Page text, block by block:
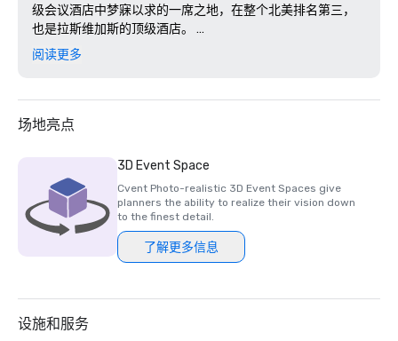
级会议酒店中梦寐以求的一席之地，在整个北美排名第三，
也是拉斯维加斯的顶级酒店。
荣誉外，威尼斯人宫殿还荣获了久负盛名的《康德纳斯特旅
行家》三冠王奖；这是一项精英荣誉，授予具有以下条件的
在过去的三十年中，赢得了该出版物的所有三项主要荣誉：
热门名单、金榜和读者选择奖。目前，全球只有不到400家
酒店拥有这一地位，使其成为豪华酒店业的最高荣誉之一。
阅读更多
场地亮点
3D Event Space
Cvent Photo-realistic 3D Event Spaces give
planners the ability to realize their vision down
to the finest detail.
了解更多信息
设施和服务